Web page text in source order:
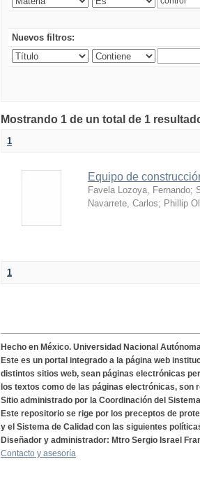
Nuevos filtros:
Mostrando 1 de un total de 1
1
Equipo de
Favela Lozoya, Fernando;
Navarrete, Carlos; Phillip
1
Hecho en México. Universidad Nacional
Este es un portal integrado a la página web
distintos sitios web, sean páginas electrónicas
los textos como de las páginas electrónicas,
Sitio administrado por la Coordinación del
Este repositorio se rige por los preceptos de
y el Sistema de Calidad con las siguientes
Diseñador y administrador: Mtro Sergio Israel
Contacto y asesoría